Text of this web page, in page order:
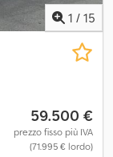
1 / 15
59.500 €
prezzo fisso più IVA
(71.995 € lordo)